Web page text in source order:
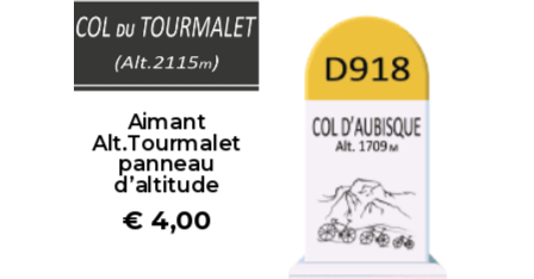
Aimant
Alt.Tourmalet
panneau
d’altitude
€ 4,00